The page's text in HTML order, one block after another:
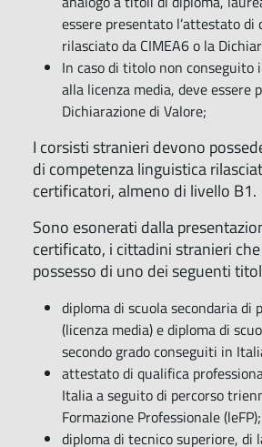
essere presentato l’attestato di
rilasciato da CIMEA6 o la
In caso di titolo non conseguito
alla licenza media, deve essere
Dichiarazione di Valore;
I corsisti stranieri devono
di competenza linguistica
certificatori, almeno di livello B1.
Sono esonerati dalla
certificato, i cittadini stranieri
possesso di uno dei seguenti
diploma di scuola secondaria di
(licenza media) e diploma di
secondo grado conseguiti in
attestato di qualifica
Italia a seguito di percorso
Formazione Professionale (leFP);
diploma di tecnico superiore, di